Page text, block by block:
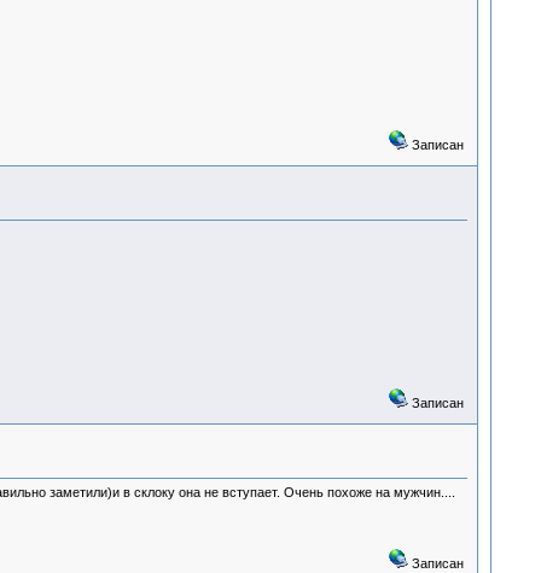
Записан
Записан
заметили)и в склоку она не вступает. Очень похоже на мужчин....
Записан